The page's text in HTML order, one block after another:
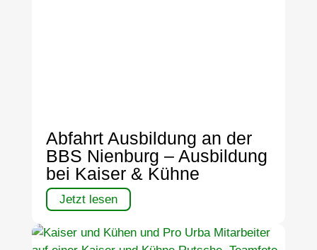
Abfahrt Ausbildung an der
BBS Nienburg – Ausbildung
bei Kaiser & Kühne
Jetzt lesen